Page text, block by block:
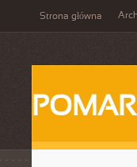
Strona główna